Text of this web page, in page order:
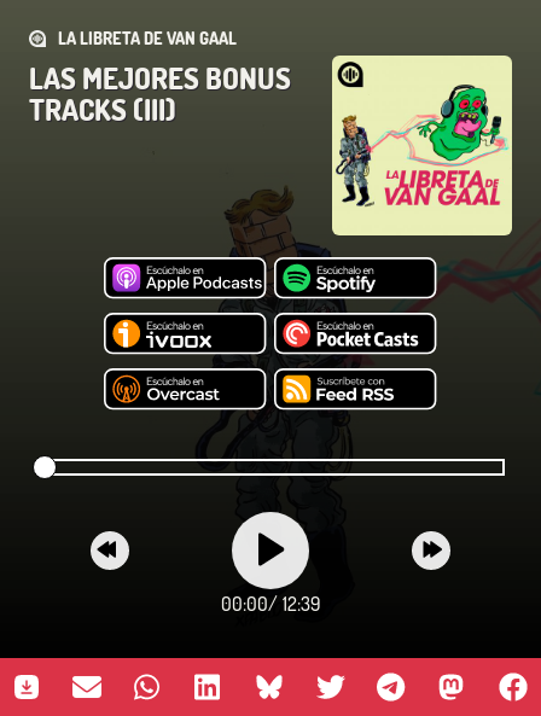
LA LIBRETA DE VAN GAAL
LAS MEJORES BONUS
TRACKS (III)
00:00/ 12:39